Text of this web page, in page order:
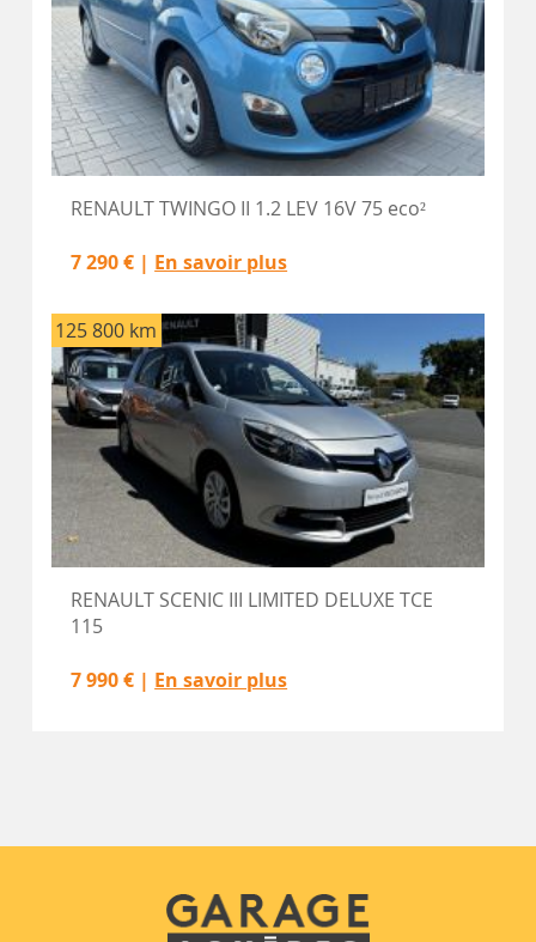
RENAULT TWINGO II 1.2 LEV 16V 75 eco²
7 290 € | En savoir plus
125 800 km
RENAULT SCENIC III LIMITED DELUXE TCE
115
7 990 € | En savoir plus